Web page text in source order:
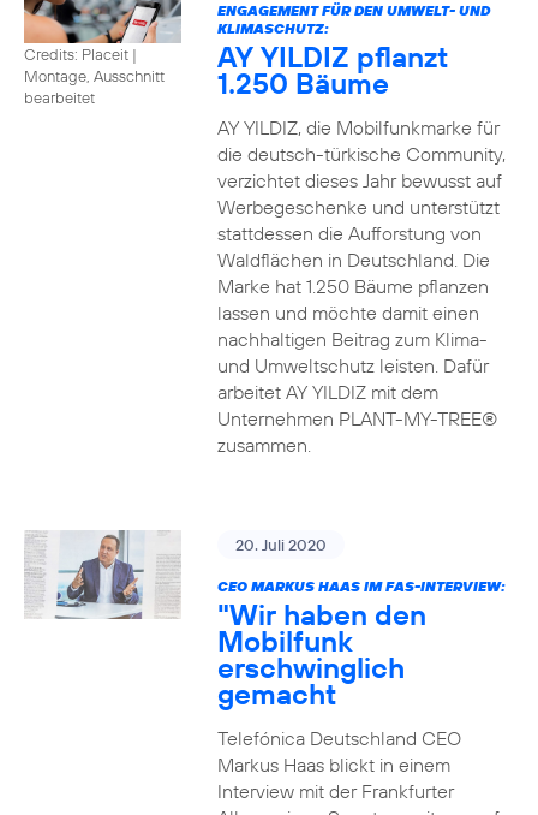
Credits: Placeit |
Montage, Ausschnitt
bearbeitet
ENGAGEMENT FÜR DEN UMWELT- UND
KLIMASCHUTZ:
AY YILDIZ pflanzt
1.250 Bäume
AY YILDIZ, die Mobilfunkmarke für
die deutsch-türkische Community,
verzichtet dieses Jahr bewusst auf
Werbegeschenke und unterstützt
stattdessen die Aufforstung von
Waldflächen in Deutschland. Die
Marke hat 1.250 Bäume pflanzen
lassen und möchte damit einen
nachhaltigen Beitrag zum Klima-
und Umweltschutz leisten. Dafür
arbeitet AY YILDIZ mit dem
Unternehmen PLANT-MY-TREE®
zusammen.
20. Juli 2020
CEO MARKUS HAAS IM FAS-INTERVIEW:
"Wir haben den
Mobilfunk
erschwinglich
gemacht
Telefónica Deutschland CEO
Markus Haas blickt in einem
Interview mit der Frankfurter